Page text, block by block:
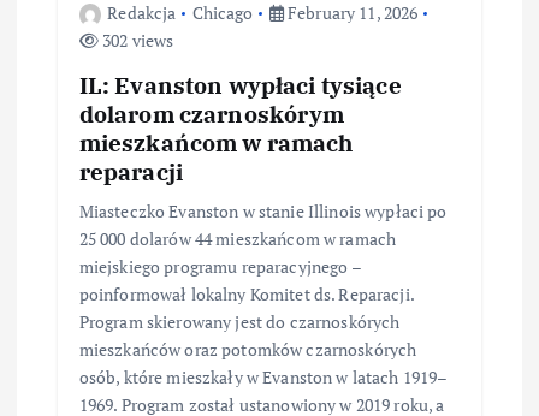
Redakcja Chicago
February 11, 2026
302 views
IL: Evanston wypłaci tysiące
dolarom czarnoskórym
mieszkańcom w ramach
reparacji
Miasteczko Evanston w stanie Illinois wypłaci po
25 000 dolarów 44 mieszkańcom w ramach
miejskiego programu reparacyjnego –
poinformował lokalny Komitet ds. Reparacji.
Program skierowany jest do czarnoskórych
mieszkańców oraz potomków czarnoskórych
osób, które mieszkały w Evanston w latach 1919–
1969. Program został ustanowiony w 2019 roku, a